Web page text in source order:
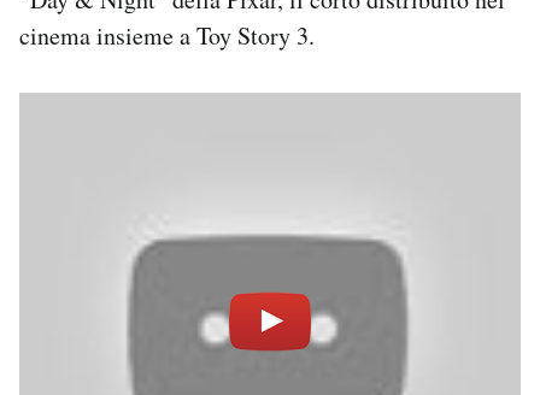
cinema insieme a Toy Story 3.